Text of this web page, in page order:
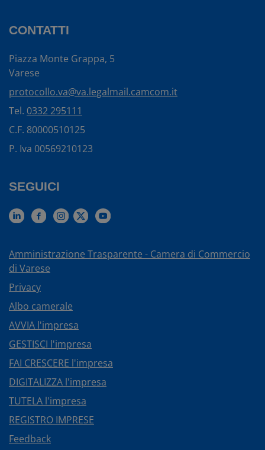
CONTATTI
Piazza Monte Grappa, 5
Varese
protocollo.va@va.legalmail.camcom.it
Tel. 0332 295111
C.F. 80000510125
P. Iva 00569210123
SEGUICI
Amministrazione Trasparente - Camera di Commercio
di Varese
Privacy
Albo camerale
AVVIA l'impresa
GESTISCI l'impresa
FAI CRESCERE l'impresa
DIGITALIZZA l'impresa
TUTELA l'impresa
REGISTRO IMPRESE
Feedback